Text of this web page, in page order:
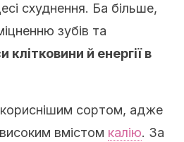
схуднення. Ба більше,
зубів та
й енергії в
сортом, адже
вмістом калію. За